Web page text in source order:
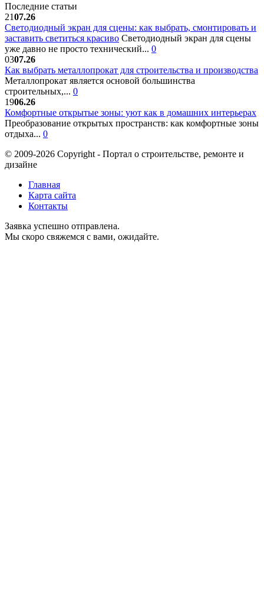
Последние статьи
2107.26
Светодиодный экран для сцены: как выбрать, смонтировать и
заставить светиться красиво Светодиодный экран для сцены
уже давно не просто технический... 0
0307.26
Как выбрать металлопрокат для строительства и производства
Металлопрокат является основой большинства
строительных,... 0
1906.26
Комфортные открытые зоны: уют как в домашних интерьерах
Преобразование открытых пространств: как комфортные зоны
отдыха... 0
© 2009-2026 Copyright - Портал о строительстве, ремонте и
дизайне
Главная
Карта сайта
Контакты
Заявка успешно отправлена.
Мы скоро свяжемся с вами, ожидайте.